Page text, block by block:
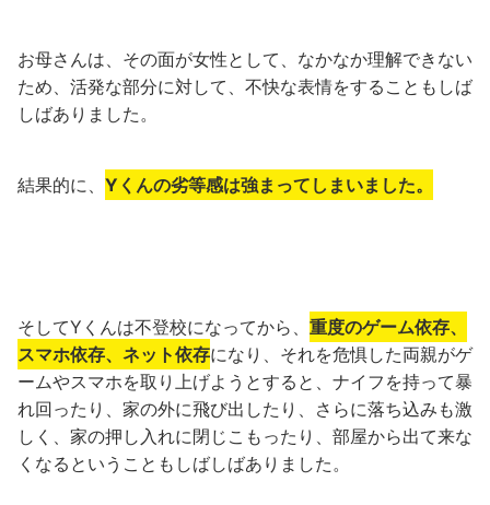
お母さんは、その面が女性として、なかなか理解できない
ため、活発な部分に対して、不快な表情をすることもしば
しばありました。
結果的に、 Yくんの劣等感は強まってしまいました。
そしてYくんは不登校になってから、 重度のゲーム依存、
スマホ依存、ネット依存になり、それを危惧した両親がゲ
ームやスマホを取り上げようとすると、ナイフを持って暴
れ回ったり、家の外に飛び出したり、さらに落ち込みも激
しく、家の押し入れに閉じこもったり、部屋から出て来な
くなるということもしばしばありました。